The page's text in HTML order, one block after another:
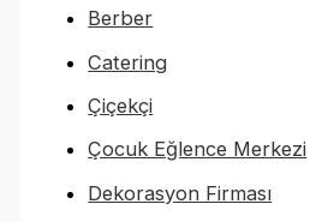
Berber
Catering
Çiçekçi
Çocuk Eğlence Merkezi
Dekorasyon Firması